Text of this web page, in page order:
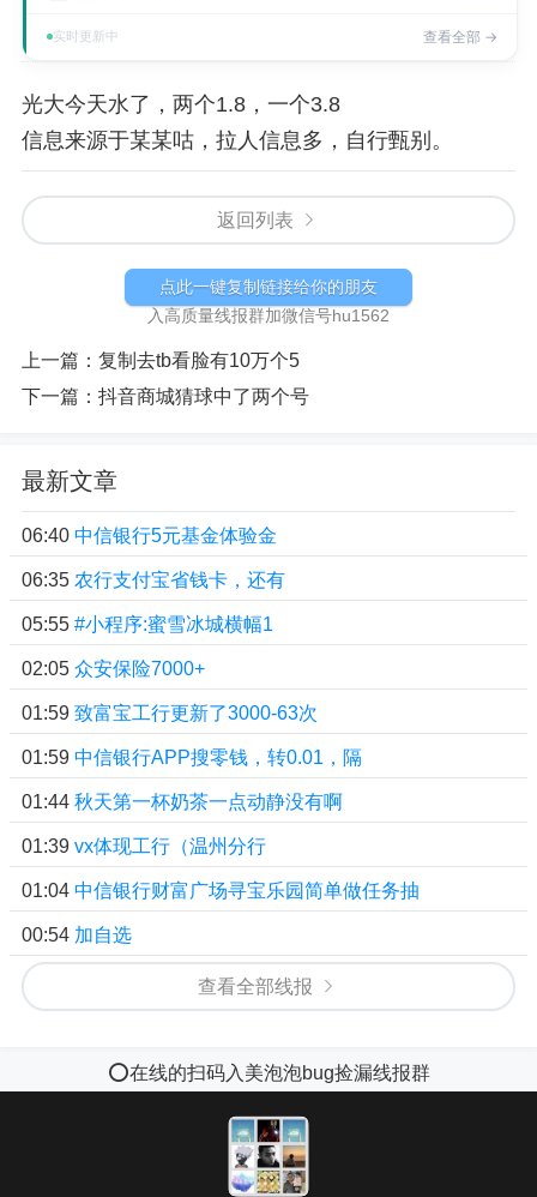
实时更新中 查看全部 →
光大今天水了，两个1.8，一个3.8
信息来源于某某咕，拉人信息多，自行甄别。
返回列表
点此一键复制链接给你的朋友
入高质量线报群加微信号hu1562
上一篇： 复制去tb看脸有10万个5
下一篇： 抖音商城猜球中了两个号
最新文章
06:40 中信银行5元基金体验金
06:35 农行支付宝省钱卡，还有
05:55 #小程序:蜜雪冰城横幅1
02:05 众安保险7000+
01:59 致富宝工行更新了3000-63次
01:59 中信银行APP搜零钱，转0.01，隔
01:44 秋天第一杯奶茶一点动静没有啊
01:39 vx体现工行（温州分行
01:04 中信银行财富广场寻宝乐园简单做任务抽
00:54 加自选
查看全部线报
⭕️在线的扫码入美泡泡bug捡漏线报群